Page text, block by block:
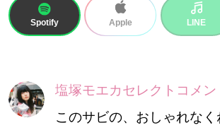
Spotify Apple LINE
塩塚モエカセレクトコメン
このサビの、おしゃれなく